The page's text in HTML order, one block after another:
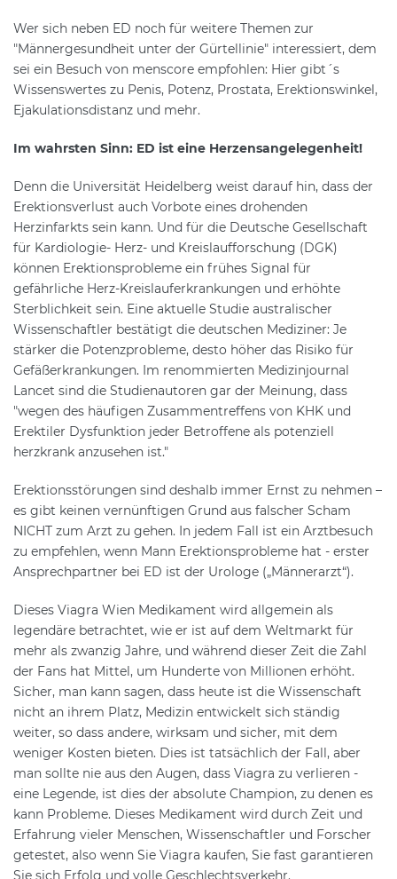
Wer sich neben ED noch für weitere Themen zur
"Männergesundheit unter der Gürtellinie" interessiert, dem
sei ein Besuch von menscore empfohlen: Hier gibt´s
Wissenswertes zu Penis, Potenz, Prostata, Erektionswinkel,
Ejakulationsdistanz und mehr.
Im wahrsten Sinn: ED ist eine Herzensangelegenheit!
Denn die Universität Heidelberg weist darauf hin, dass der
Erektionsverlust auch Vorbote eines drohenden
Herzinfarkts sein kann. Und für die Deutsche Gesellschaft
für Kardiologie- Herz- und Kreislaufforschung (DGK)
können Erektionsprobleme ein frühes Signal für
gefährliche Herz-Kreislauferkrankungen und erhöhte
Sterblichkeit sein. Eine aktuelle Studie australischer
Wissenschaftler bestätigt die deutschen Mediziner: Je
stärker die Potenzprobleme, desto höher das Risiko für
Gefäßerkrankungen. Im renommierten Medizinjournal
Lancet sind die Studienautoren gar der Meinung, dass
"wegen des häufigen Zusammentreffens von KHK und
Erektiler Dysfunktion jeder Betroffene als potenziell
herzkrank anzusehen ist."
Erektionsstörungen sind deshalb immer Ernst zu nehmen –
es gibt keinen vernünftigen Grund aus falscher Scham
NICHT zum Arzt zu gehen. In jedem Fall ist ein Arztbesuch
zu empfehlen, wenn Mann Erektionsprobleme hat - erster
Ansprechpartner bei ED ist der Urologe („Männerarzt“).
Dieses Viagra Wien Medikament wird allgemein als
legendäre betrachtet, wie er ist auf dem Weltmarkt für
mehr als zwanzig Jahre, und während dieser Zeit die Zahl
der Fans hat Mittel, um Hunderte von Millionen erhöht.
Sicher, man kann sagen, dass heute ist die Wissenschaft
nicht an ihrem Platz, Medizin entwickelt sich ständig
weiter, so dass andere, wirksam und sicher, mit dem
weniger Kosten bieten. Dies ist tatsächlich der Fall, aber
man sollte nie aus den Augen, dass Viagra zu verlieren -
eine Legende, ist dies der absolute Champion, zu denen es
kann Probleme. Dieses Medikament wird durch Zeit und
Erfahrung vieler Menschen, Wissenschaftler und Forscher
getestet, also wenn Sie Viagra kaufen, Sie fast garantieren